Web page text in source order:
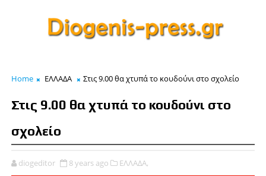
Home ΕΛΛΑΔΑ Στις 9.00 θα χτυπά το κουδούνι στο σχολείο
Στις 9.00 θα χτυπά το κουδούνι στο
σχολείο
diogeditor 8 years ago ΕΛΛΑΔΑ,